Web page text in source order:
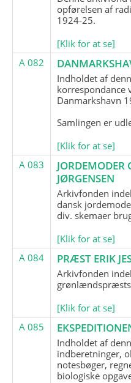
opførelsen af
1924-25.
[Klik for at se]
A 082
Indholdet af
korrespondance
Danmarkshavn
Samlingen er
[Klik for at se]
A 083
JORDEMODER
JØRGENSEN
Arkivfonden
dansk
div. skemaer
[Klik for at se]
A 084
PRÆST ERIK
Arkivfonden
grønlændspræsts
[Klik for at se]
A 085
Indholdet af
indberetninger,
notesbøger,
biologiske